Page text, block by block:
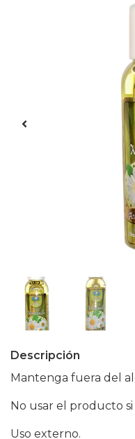
Descripción
Mantenga fuera del
No usar el producto
Uso externo.